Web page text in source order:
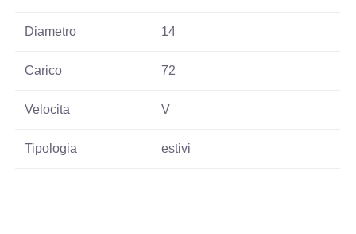
Diametro 14
Carico 72
Velocita V
Tipologia estivi